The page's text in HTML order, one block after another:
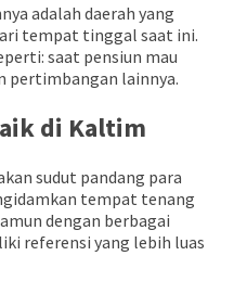
adalah daerah yang
tempat tinggal saat ini.
saat pensiun mau
pertimbangan lainnya.
di Kaltim
sudut pandang para
tempat tenang
dengan berbagai
referensi yang lebih luas